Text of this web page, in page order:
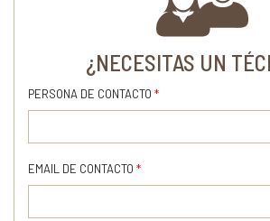
¿NECESITAS UN
PERSONA DE CONTACTO *
EMAIL DE CONTACTO *